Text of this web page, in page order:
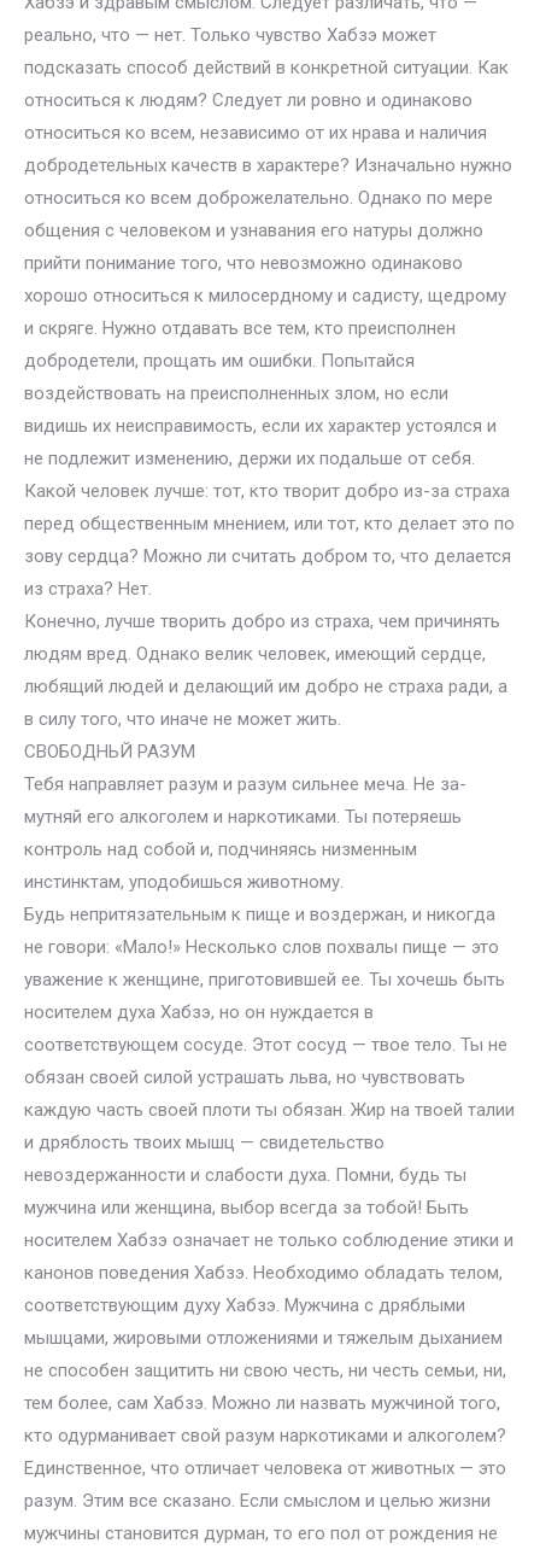
реально, что — нет. Только чувство Хабзэ может
подсказать способ действий в конкретной ситуации. Как
относиться к людям? Следует ли ровно и одинаково
относиться ко всем, независимо от их нрава и наличия
добродетельных качеств в характере? Изначально нужно
относиться ко всем доброжелательно. Однако по мере
общения с человеком и узнавания его натуры должно
прийти понимание того, что невозможно одинаково
хорошо относиться к милосердному и садисту, щедрому
и скряге. Нужно отдавать все тем, кто преисполнен
добродетели, прощать им ошибки. Попытайся
воздействовать на преисполненных злом, но если
видишь их неисправимость, если их характер устоялся и
не подлежит изменению, держи их подальше от себя.
Какой человек лучше: тот, кто творит добро из-за страха
перед общественным мнением, или тот, кто делает это по
зову сердца? Можно ли считать добром то, что делается
из страха? Нет.
Конечно, лучше творить добро из страха, чем причинять
людям вред. Однако велик человек, имеющий сердце,
любящий людей и делающий им добро не страха ради, а
в силу того, что иначе не может жить.
СВОБОДНЬЙ РАЗУМ
Тебя направляет разум и разум сильнее меча. Не за-
мутняй его алкоголем и наркотиками. Ты потеряешь
контроль над собой и, подчиняясь низменным
инстинктам, уподобишься животному.
Будь непритязательным к пище и воздержан, и никогда
не говори: «Мало!» Несколько слов похвалы пище — это
уважение к женщине, приготовившей ее. Ты хочешь быть
носителем духа Хабзэ, но он нуждается в
соответствующем сосуде. Этот сосуд — твое тело. Ты не
обязан своей силой устрашать льва, но чувствовать
каждую часть своей плоти ты обязан. Жир на твоей талии
и дряблость твоих мышц — свидетельство
невоздержанности и слабости духа. Помни, будь ты
мужчина или женщина, выбор всегда за тобой! Быть
носителем Хабзэ означает не только соблюдение этики и
канонов поведения Хабзэ. Необходимо обладать телом,
соответствующим духу Хабзэ. Мужчина с дряблыми
мышцами, жировыми отложениями и тяжелым дыханием
не способен защитить ни свою честь, ни честь семьи, ни,
тем более, сам Хабзэ. Можно ли назвать мужчиной того,
кто одурманивает свой разум наркотиками и алкоголем?
Единственное, что отличает человека от животных — это
разум. Этим все сказано. Если смыслом и целью жизни
мужчины становится дурман, то его пол от рождения не